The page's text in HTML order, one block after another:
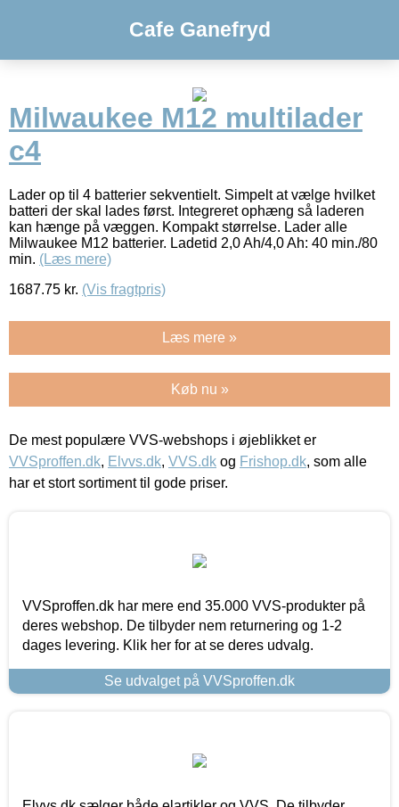
Cafe Ganefryd
Milwaukee M12 multilader
c4
Lader op til 4 batterier sekventielt. Simpelt at vælge hvilket
batteri der skal lades først. Integreret ophæng så laderen
kan hænge på væggen. Kompakt størrelse. Lader alle
Milwaukee M12 batterier. Ladetid 2,0 Ah/4,0 Ah: 40 min./80
min. (Læs mere)
1687.75 kr. (Vis fragtpris)
Læs mere »
Køb nu »
De mest populære VVS-webshops i øjeblikket er
VVSproffen.dk, Elvvs.dk, VVS.dk og Frishop.dk, som alle
har et stort sortiment til gode priser.
VVSproffen.dk har mere end 35.000 VVS-produkter på
deres webshop. De tilbyder nem returnering og 1-2
dages levering. Klik her for at se deres udvalg.
Se udvalget på VVSproffen.dk